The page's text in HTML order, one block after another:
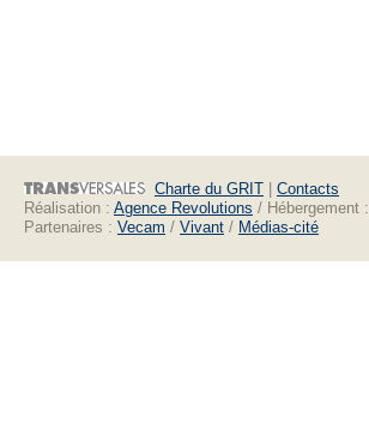
Charte du GRIT
Contacts
Réalisation : Agence Revolutions / Hébergement :
Partenaires : Vecam / Vivant / Médias-cité